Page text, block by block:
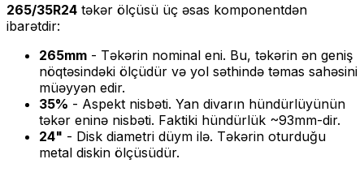
265/35R24 təkər ölçüsü üç əsas komponentdən
ibarətdir:
265mm - Təkərin nominal eni. Bu, təkərin ən geniş
nöqtəsindəki ölçüdür və yol səthində təmas sahəsini
müəyyən edir.
35% - Aspekt nisbəti. Yan divarın hündürlüyünün
təkər eninə nisbəti. Faktiki hündürlük ~93mm-dir.
24" - Disk diametri düym ilə. Təkərin oturduğu
metal diskin ölçüsüdür.